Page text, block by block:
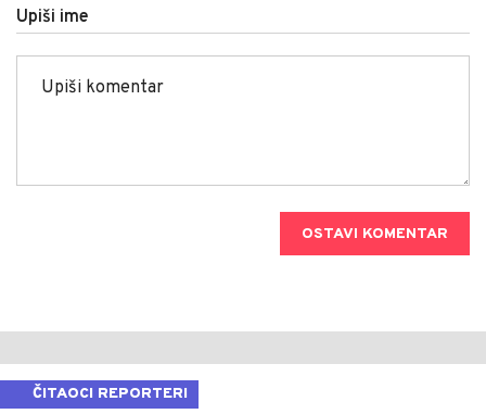
Upiši ime
OSTAVI KOMENTAR
ČITAOCI REPORTERI